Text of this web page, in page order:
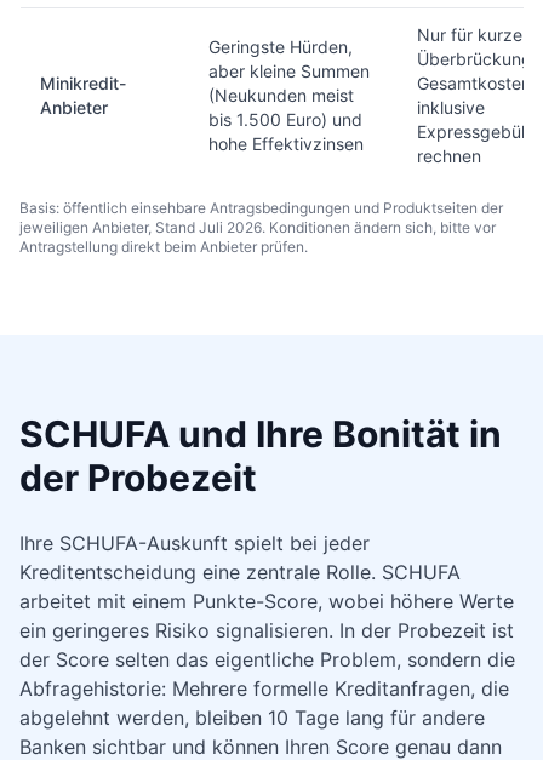
Minikredit-
Anbieter
Geringste Hürden,
aber kleine Summen
(Neukunden meist
bis 1.500 Euro) und
hohe Effektivzinsen
Nur für kurze
Überbrückung;
Gesamtkosten
inklusive
rechnen
Basis: öffentlich einsehbare Antragsbedingungen und Produktseiten der
jeweiligen Anbieter, Stand Juli 2026. Konditionen ändern sich, bitte vor
Antragstellung direkt beim Anbieter prüfen.
SCHUFA und Ihre Bonität in
der Probezeit
Ihre SCHUFA-Auskunft spielt bei jeder
Kreditentscheidung eine zentrale Rolle. SCHUFA
arbeitet mit einem Punkte-Score, wobei höhere Werte
ein geringeres Risiko signalisieren. In der Probezeit ist
der Score selten das eigentliche Problem, sondern die
Abfragehistorie: Mehrere formelle Kreditanfragen, die
abgelehnt werden, bleiben 10 Tage lang für andere
Banken sichtbar und können Ihren Score genau dann